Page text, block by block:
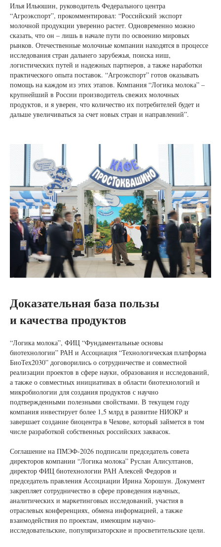
Илья Ильюшин, руководитель Федерального центра
“Агроэкспорт”, прокомментировал: “Российский экспорт
молочной продукции уверенно растет. Одновременно можно
сказать, что он – лишь в начале пути по освоению мировых
рынков. Отечественные молочные компании находятся в процессе
исследования стран дальнего зарубежья, поиска ниш,
логистических путей и надежных партнеров, а также наработки
практического опыта поставок. “Агроэкспорт” готов оказывать
помощь на каждом из этих этапов. Компания “Логика молока” –
крупнейший в России производитель свежих молочных
продуктов, и я уверен, что количество их потребителей будет и
дальше увеличиваться за счет новых стран и направлений”.
Доказательная база пользы
и качества продуктов
“Логика молока”, ФИЦ “Фундаментальные основы
биотехнологии” РАН и Ассоциация “Технологическая платформа
БиоТех2030” договорились о сотрудничестве и совместной
реализации проектов в сфере науки, образования и исследований,
а также о совместных инициативах в области биотехнологий и
микробиологии для создания продуктов с научно
подтвержденными полезными свойствами. В текущем году
компания инвестирует более 1,5 млрд в развитие НИОКР и
завершает создание биоцентра в Чехове, который займется в том
числе разработкой собственных российских заквасок.
Соглашение на ПМЭФ-2026 подписали председатель совета
директоров компании “Логика молока” Руслан Алисултанов,
директор ФИЦ биотехнологии РАН Алексей Федоров и
председатель правления Ассоциации Ирина Хорошун. Документ
закрепляет сотрудничество в сфере проведения научных,
аналитических и маркетинговых исследований, участия в
отраслевых конференциях, обмена информацией, а также
взаимодействия по проектам, имеющим научно-
исследовательские, популяризаторские и просветительские цели.